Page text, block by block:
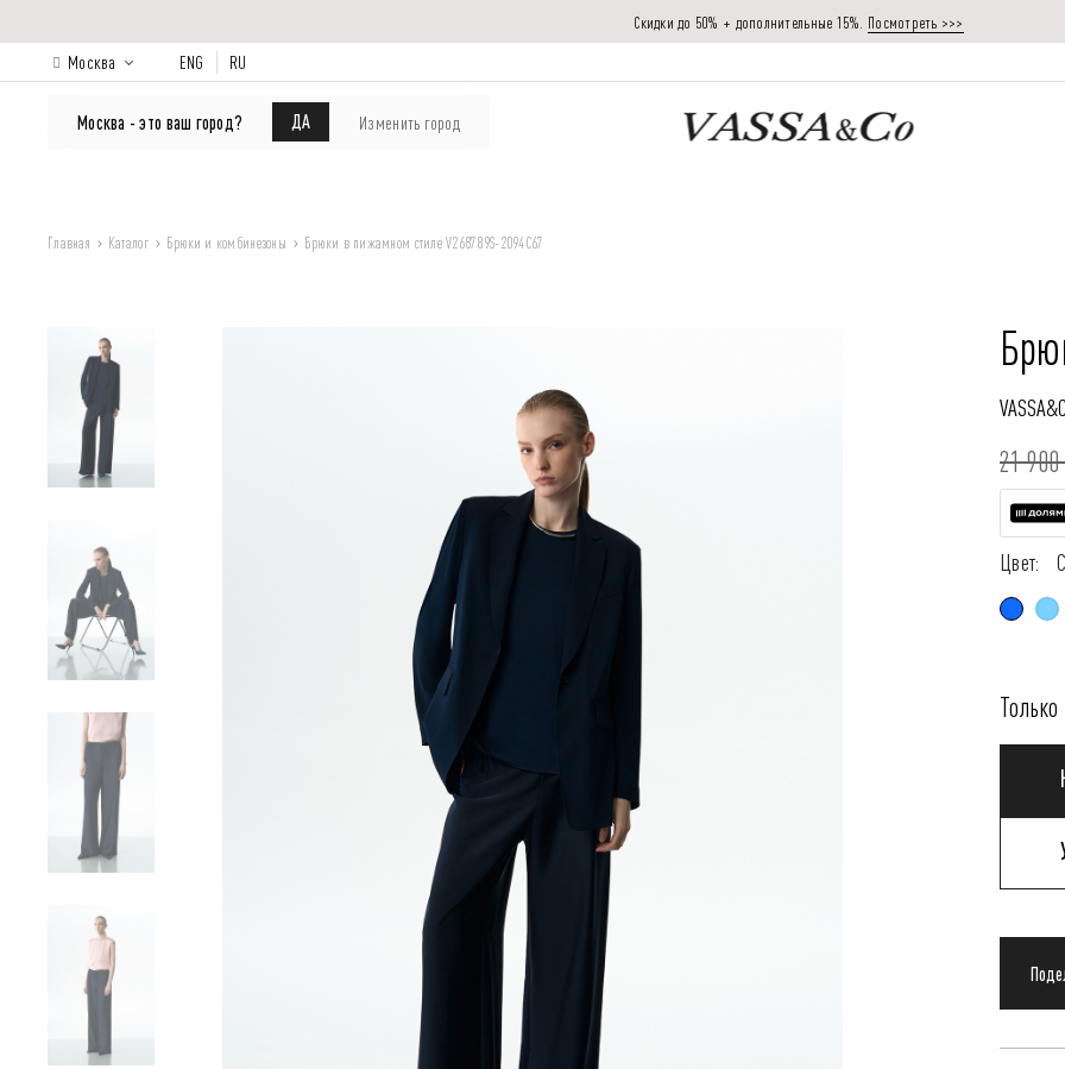
Скидки до 50% + дополнительные 15%. Посмотреть >>>
Москва
Москва - это ваш город? ДА Изменить город
ENG RU
КАТАЛОГ Лукбук О бренде
Главная Каталог Брюки и комбинезоны Брюки в пижамном стиле V268789S-2094C67
21 900
Цвет: